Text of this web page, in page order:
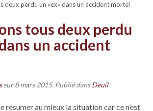
deux perdu un «ex» dans un accident mortel
tous deux perdu
un accident
sur8 mars 2015. Publié dansDeuil
résumer au mieux la situation car ce n’est